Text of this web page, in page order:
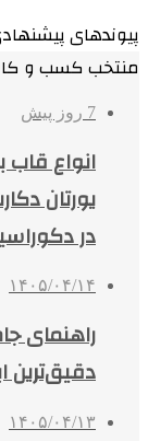
پیوندهای
منتخب کسب و
7 روز پیش
انواع
یورتان
در
۱۴۰۵/۰۴/۱۴
راهنمای
دقیق‌ترین
۱۴۰۵/۰۴/۱۳